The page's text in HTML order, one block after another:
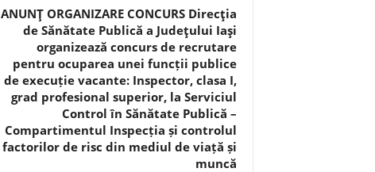
ANUNŢ ORGANIZARE CONCURS Direcţia
de Sănătate Publică a Judeţului Iaşi
organizează concurs de recrutare
pentru ocuparea unei funcții publice
de execuție vacante: Inspector, clasa I,
grad profesional superior, la Serviciul
Control în Sănătate Publică –
Compartimentul Inspecția și controlul
factorilor de risc din mediul de viață și
muncă